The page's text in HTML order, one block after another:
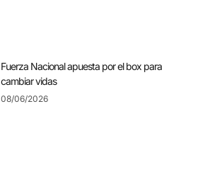
Fuerza Nacional apuesta por el box para
cambiar vidas
08/06/2026